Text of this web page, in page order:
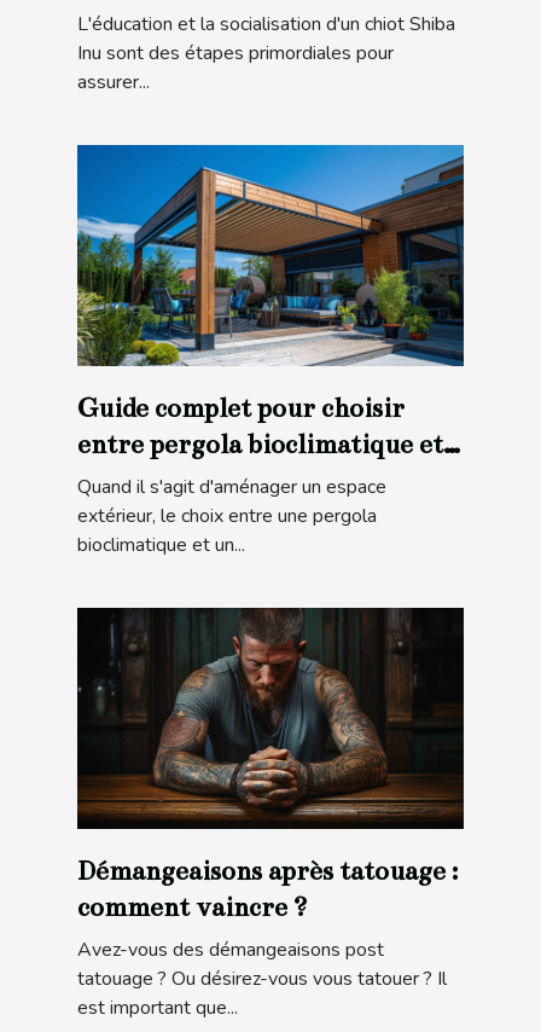
pour une intégration familiale
réussie
L'éducation et la socialisation d'un chiot Shiba
Inu sont des étapes primordiales pour
assurer...
Guide complet pour choisir
entre pergola bioclimatique et
store banne
Quand il s'agit d'aménager un espace
extérieur, le choix entre une pergola
bioclimatique et un...
Démangeaisons après tatouage :
comment vaincre ?
Avez-vous des démangeaisons post
tatouage ? Ou désirez-vous vous tatouer ? Il
est important que...